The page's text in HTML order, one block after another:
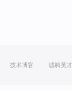
技术博客 诚聘英才